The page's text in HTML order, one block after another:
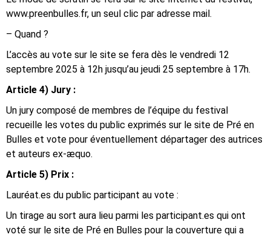
www.preenbulles.fr, un seul clic par adresse mail.
– Quand ?
L’accès au vote sur le site se fera dès le vendredi 12
septembre 2025 à 12h jusqu’au jeudi 25 septembre à 17h.
Article 4) Jury :
Un jury composé de membres de l’équipe du festival
recueille les votes du public exprimés sur le site de Pré en
Bulles et vote pour éventuellement départager des autrices
et auteurs ex-æquo.
Article 5) Prix :
Lauréat.es du public participant au vote :
Un tirage au sort aura lieu parmi les participant.es qui ont
voté sur le site de Pré en Bulles pour la couverture qui a